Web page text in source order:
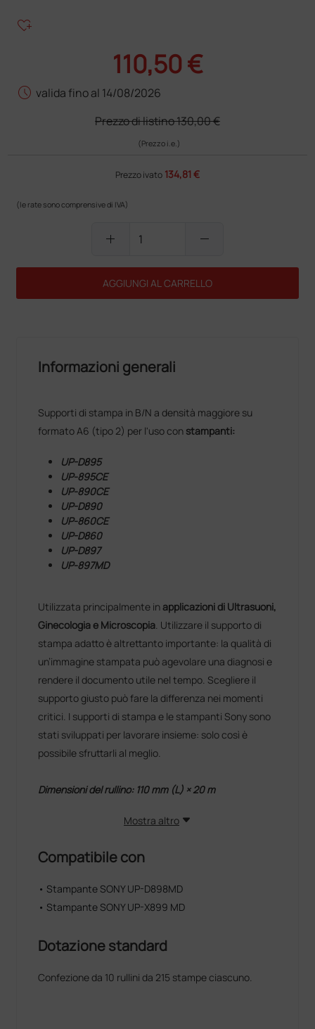
heart_plus
110,50 €
schedule valida fino al 14/08/2026
Prezzo di listino130,00 €
(Prezzo i.e.)
Prezzo ivato 134,81 €
(le rate sono comprensive di IVA)
add remove
AGGIUNGI AL CARRELLO
Informazioni generali
Supporti di stampa in B/N a densità maggiore su
formato A6 (tipo 2) per l'uso con stampanti:
UP-D895
UP-895CE
UP-890CE
UP-D890
UP-860CE
UP-D860
UP-D897
UP-897MD
Utilizzata principalmente inapplicazioni di Ultrasuoni,
Ginecologia e Microscopia . Utilizzare il supporto di
stampa adatto è altrettanto importante: la qualità di
un’immagine stampata può agevolare una diagnosi e
rendere il documento utile nel tempo. Scegliere il
supporto giusto può fare la differenza nei momenti
critici. I supporti di stampa e le stampanti Sony sono
stati sviluppati per lavorare insieme: solo così è
possibile sfruttarli al meglio.
Dimensioni del rullino: 110 mm (L) × 20 m
Mostra altro
Compatibile con
• Stampante SONY UP-D898MD
• Stampante SONY UP-X899 MD
Dotazione standard
Confezione da 10 rullini da 215 stampe ciascuno.